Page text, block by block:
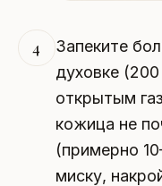
4
Запеките
духовке
открытым
кожица не
(примерно
миску,